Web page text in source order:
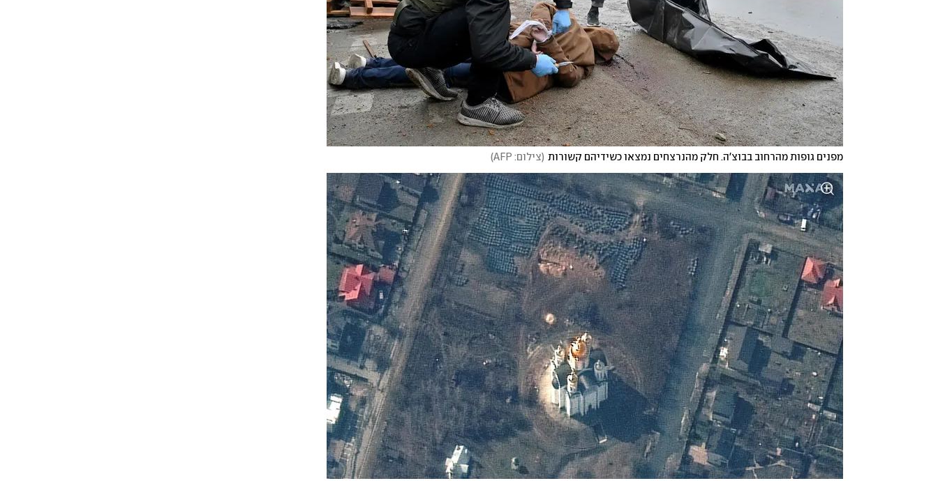
מפנים גופות מהרחוב בבוצ'ה. חלק מהנרצחים נמצאו כשידיהם קשורות (צילום: AFP )